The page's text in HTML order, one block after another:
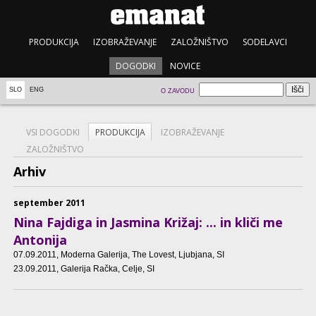
PRODUKCIJA IZOBRAŽEVANJE ZALOŽNIŠTVO SODELAVCI
DOGODKI NOVICE
SLO ENG O ZAVODU
VSI DOGODKI PRODUKCIJA
IZOBRAŽEVANJE
ZALOŽNIŠTVO
Arhiv
september 2011
Nina Fajdiga in Jasmina Križaj: ... in kliči me
Antonija
07.09.2011
, Moderna Galerija, The Lovest, Ljubjana, SI
23.09.2011
, Galerija Račka, Celje, SI